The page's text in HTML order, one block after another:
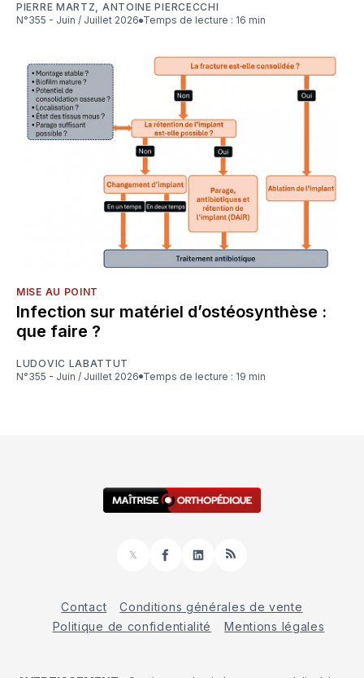
PIERRE MARTZ, ANTOINE PIERCECCHI
N°355 - Juin / Juillet 2026
Temps de lecture : 16 min
MISE AU POINT
Infection sur matériel d’ostéosynthèse :
que faire ?
LUDOVIC LABATTUT
N°355 - Juin / Juillet 2026
Temps de lecture : 19 min
𝕏
FacebookLinkedInRSS
Contact
Conditions générales de vente
Politique de confidentialité
Mentions légales